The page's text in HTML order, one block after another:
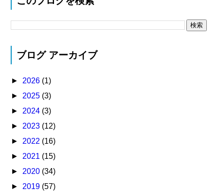
ブログ アーカイブ
► 2026 (1)
► 2025 (3)
► 2024 (3)
► 2023 (12)
► 2022 (16)
► 2021 (15)
► 2020 (34)
► 2019 (57)